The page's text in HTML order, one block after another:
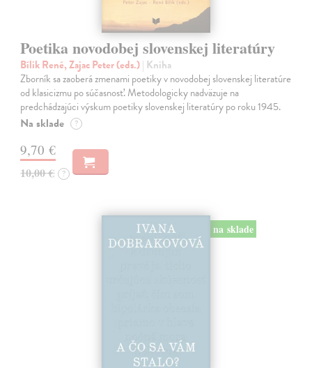
Poetika novodobej slovenskej literatúry
Bílik René, Zajac Peter (eds.)| Kniha
Zborník sa zaoberá zmenami poetiky v novodobej slovenskej literatúre
od klasicizmu po súčasnosť. Metodologicky nadväzuje na
predchádzajúci výskum poetiky slovenskej literatúry po roku 1945.
Na sklade ?
9,70 €
10,00 € ?
na sklade